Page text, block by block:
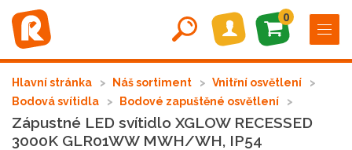
0
Hlavní stránka Náš sortiment
Vnitřní osvětlení
Bodová svítidla
Bodové zapuštěné osvětlení
Zápustné LED svítidlo XGLOW RECESSED
3000K GLR01WW MWH/WH, IP54